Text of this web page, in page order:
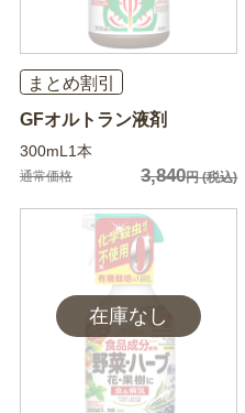
まとめ割引
GFオルトラン液剤
300mL1本
通常価格 3,840円(税込)